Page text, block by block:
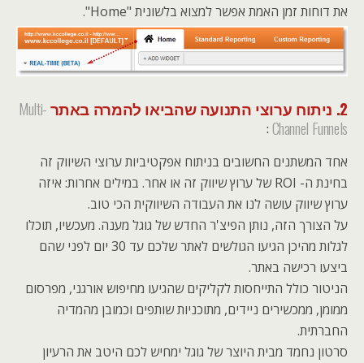
את דוחות זמן האמת אפשר למצוא בלשונית "Home".
2. ניתוח ערוצי התנועה שהביאו להמרה באתר
Multi-
Channel Funnels
:
אחד המשתנים החשובים בניתוח אפקטיביות ערוצי השיווק זה
בחינת ה- ROI של ערוץ שיווק זה או אחר. במילים אחרות: איזה
ערוץ שיווק עושה לנו את העבודה השיווקית הכי טוב.
על הצורך הזה, נותן הפיצ'ר החדש של גוגל מענה. מעכשיו, תוכלו
לגלות מהיכן הגיעו הגולשים לאתר שלכם עד 30 יום לפני שהם
ביצעו רכישה באתר.
הניטור כולל התייחסות לקליקים שהגיעו מחיפוש אורגני, מפרסום
ממומן, ממכשירים ניידים, מתוכניות שותפים וכמובן מהמדיה
החברתית.
סרטון נחמד מבית היוצר של גוגל ימחיש לכם היטב את הרעיון